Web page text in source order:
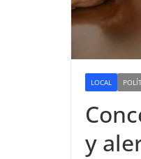
LOCAL
y